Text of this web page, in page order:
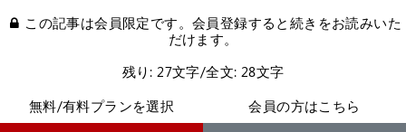
この記事は会員限定です。会員登録すると続きをお読みいた
だけます。
残り: 27文字/全文: 28文字
無料/有料プランを選択
会員の方はこちら